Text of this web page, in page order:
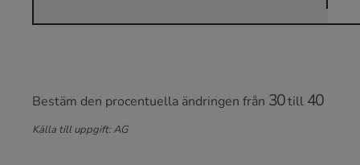
Bestäm den procentuella ändringen från
30
till
40
Källa till uppgift: AG